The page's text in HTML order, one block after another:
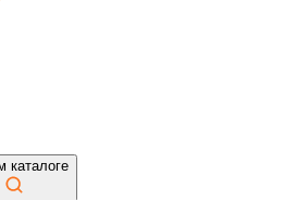
каталоге